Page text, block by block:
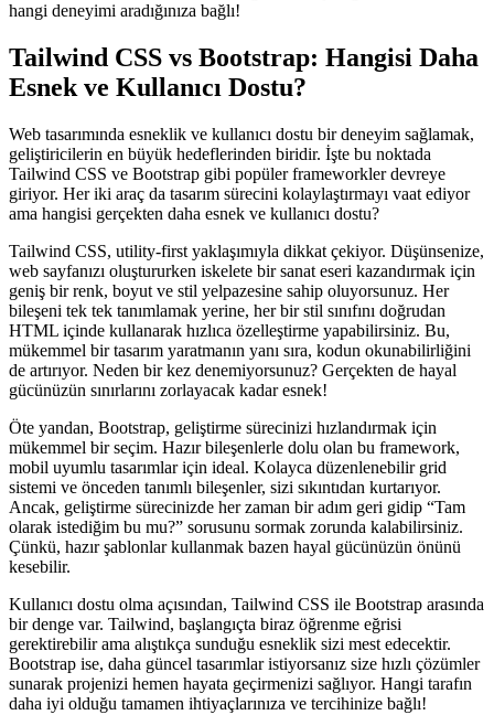
hangi deneyimi aradığınıza bağlı!
Tailwind CSS vs Bootstrap: Hangisi Daha
Esnek ve Kullanıcı Dostu?
Web tasarımında esneklik ve kullanıcı dostu bir deneyim sağlamak,
geliştiricilerin en büyük hedeflerinden biridir. İşte bu noktada
Tailwind CSS ve Bootstrap gibi popüler frameworkler devreye
giriyor. Her iki araç da tasarım sürecini kolaylaştırmayı vaat ediyor
ama hangisi gerçekten daha esnek ve kullanıcı dostu?
Tailwind CSS, utility-first yaklaşımıyla dikkat çekiyor. Düşünsenize,
web sayfanızı oluştururken iskelete bir sanat eseri kazandırmak için
geniş bir renk, boyut ve stil yelpazesine sahip oluyorsunuz. Her
bileşeni tek tek tanımlamak yerine, her bir stil sınıfını doğrudan
HTML içinde kullanarak hızlıca özelleştirme yapabilirsiniz. Bu,
mükemmel bir tasarım yaratmanın yanı sıra, kodun okunabilirliğini
de artırıyor. Neden bir kez denemiyorsunuz? Gerçekten de hayal
gücünüzün sınırlarını zorlayacak kadar esnek!
Öte yandan, Bootstrap, geliştirme sürecinizi hızlandırmak için
mükemmel bir seçim. Hazır bileşenlerle dolu olan bu framework,
mobil uyumlu tasarımlar için ideal. Kolayca düzenlenebilir grid
sistemi ve önceden tanımlı bileşenler, sizi sıkıntıdan kurtarıyor.
Ancak, geliştirme sürecinizde her zaman bir adım geri gidip “Tam
olarak istediğim bu mu?” sorusunu sormak zorunda kalabilirsiniz.
Çünkü, hazır şablonlar kullanmak bazen hayal gücünüzün önünü
kesebilir.
Kullanıcı dostu olma açısından, Tailwind CSS ile Bootstrap arasında
bir denge var. Tailwind, başlangıçta biraz öğrenme eğrisi
gerektirebilir ama alıştıkça sunduğu esneklik sizi mest edecektir.
Bootstrap ise, daha güncel tasarımlar istiyorsanız size hızlı çözümler
sunarak projenizi hemen hayata geçirmenizi sağlıyor. Hangi tarafın
daha iyi olduğu tamamen ihtiyaçlarınıza ve tercihinize bağlı!